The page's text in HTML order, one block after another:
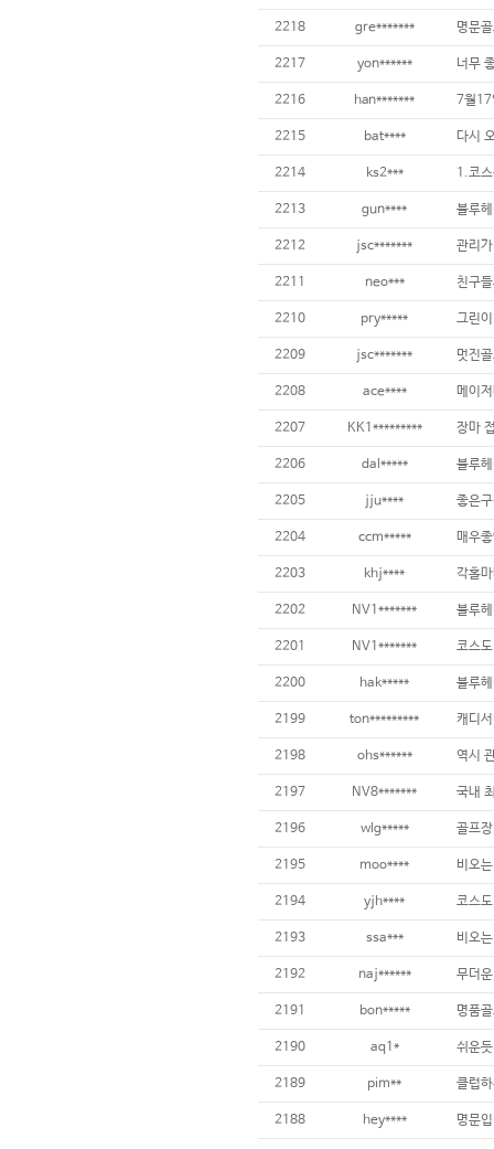
2218 gre******* 명문
2217 yon******
2216 han*******
2215 bat****
2214 ks2***
2213 gun****
2212 jsc*******
2211 neo***
2210 pry*****
2209 jsc*******
2208 ace****
2207 KK1*********
2206 dal*****
2205 jju****
2204 ccm*****
2203 khj****
2202 NV1*******
2201 NV1*******
2200 hak***** 블루
2199 ton********* 캐디
2198 ohs****** 역시
2197 NV8*******
2196 wlg***** 골프
2195 moo****
2194 yjh****
2193 ssa***
2192 naj******
2191 bon*****
2190 aq1*
2189 pim**
2188 hey****